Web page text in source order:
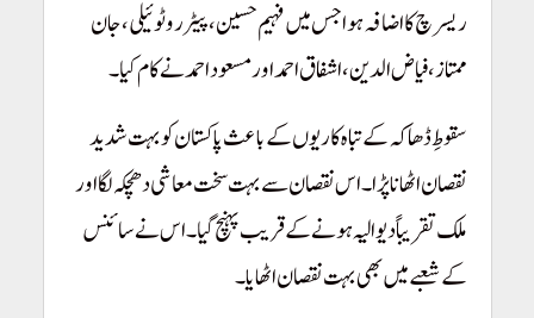
ریسرچ کا اضافہ ہوا جس میں فہیم حسین، پیٹر روٹوئیلی، جان
ممتاز، فیاض الدین، اشفاق احمد اور مسعود احمد نے کام کیا۔
سقوطِ ڈھاکہ کے تباہ کاریوں کے باعث پاکستان کو بہت شدید
نقصان اٹھانا پڑا۔ اس نقصان سے بہت سخت معاشی دھچکہ لگا اور
ملک تقریباً دیوالیہ ہونے کے قریب پہنچ گیا۔اس نے سائنس
کے شعبے میں بھی بہت نقصان اٹھایا۔